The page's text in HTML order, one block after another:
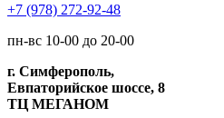
+7 (978) 272-92-48
пн-вс 10-00 до 20-00
г. Симферополь,
Евпаторийское шоссе, 8
ТЦ МЕГАНОМ